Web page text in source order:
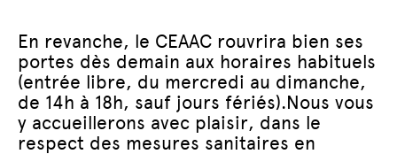
En revanche, le CEAAC rouvrira bien ses
portes dès demain aux horaires habituels
(entrée libre, du mercredi au dimanche,
de 14h à 18h, sauf jours fériés).Nous vous
y accueillerons avec plaisir, dans le
respect des mesures sanitaires en